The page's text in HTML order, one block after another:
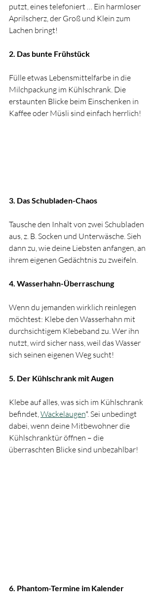
putzt, eines telefoniert … Ein harmloser
Aprilscherz, der Groß und Klein zum
Lachen bringt!
2. Das bunte Frühstück
Fülle etwas Lebensmittelfarbe in die
Milchpackung im Kühlschrank. Die
erstaunten Blicke beim Einschenken in
Kaffee oder Müsli sind einfach herrlich!
3. Das Schubladen-Chaos
Tausche den Inhalt von zwei Schubladen
aus, z. B. Socken und Unterwäsche. Sieh
dann zu, wie deine Liebsten anfangen, an
ihrem eigenen Gedächtnis zu zweifeln.
4. Wasserhahn-Überraschung
Wenn du jemanden wirklich reinlegen
möchtest: Klebe den Wasserhahn mit
durchsichtigem Klebeband zu. Wer ihn
nutzt, wird sicher nass, weil das Wasser
sich seinen eigenen Weg sucht!
5. Der Kühlschrank mit Augen
Klebe auf alles, was sich im Kühlschrank
befindet, Wackelaugen*. Sei unbedingt
dabei, wenn deine Mitbewohner die
Kühlschranktür öffnen – die
überraschten Blicke sind unbezahlbar!
6. Phantom-Termine im Kalender